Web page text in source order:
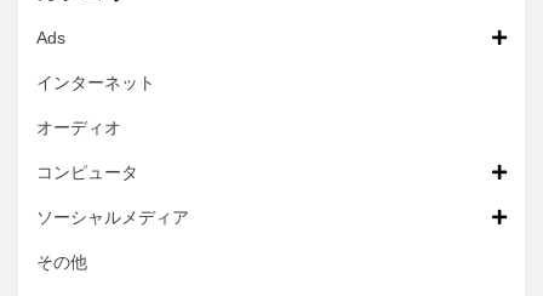
Ads
インターネット
オーディオ
コンピュータ
ソーシャルメディア
その他